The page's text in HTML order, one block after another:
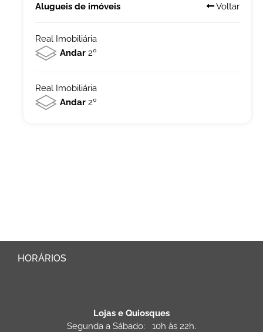
Alugueis de imóveis Voltar
Real Imobiliária
Andar2º
Real Imobiliária
Andar2º
HORÁRIOS
Lojas e Quiosques
Segunda a Sábado: 10h às 22h.